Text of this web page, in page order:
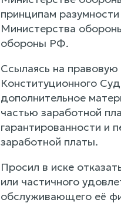
принципам
Министерства
обороны РФ.
Ссылаясь на
Конституционного
дополнительное
частью заработной
гарантированности и
заработной платы.
Просил в иске
или частичного
обслуживающего её